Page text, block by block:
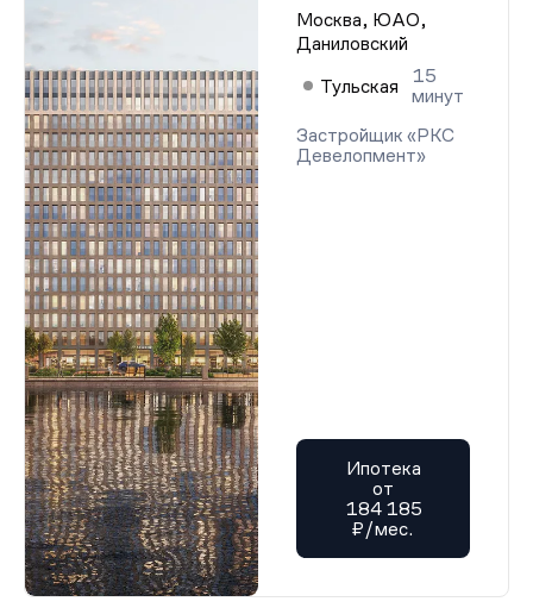
Москва, ЮАО,
Даниловский
Тульская
15
минут
Застройщик «РКС
Девелопмент»
Ипотека
от
184 185
₽/мес.